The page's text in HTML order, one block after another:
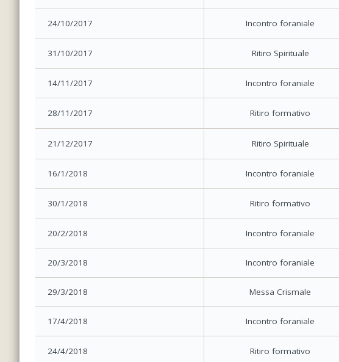
24/10/2017 Incontro foraniale
31/10/2017 Ritiro Spirituale
14/11/2017 Incontro foraniale
28/11/2017 Ritiro formativo
21/12/2017 Ritiro Spirituale
16/1/2018 Incontro foraniale
30/1/2018 Ritiro formativo
20/2/2018 Incontro foraniale
20/3/2018 Incontro foraniale
29/3/2018 Messa Crismale
17/4/2018 Incontro foraniale
24/4/2018 Ritiro formativo